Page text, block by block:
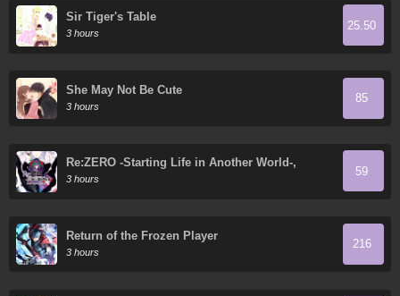
Sir Tiger's Table
3 hours
25.50
She May Not Be Cute
3 hours
85
Re:ZERO -Starting Life in Another World-,
Chapter 4: The Sanctuary and the Witch of
Greed
3 hours
59
Return of the Frozen Player
3 hours
216